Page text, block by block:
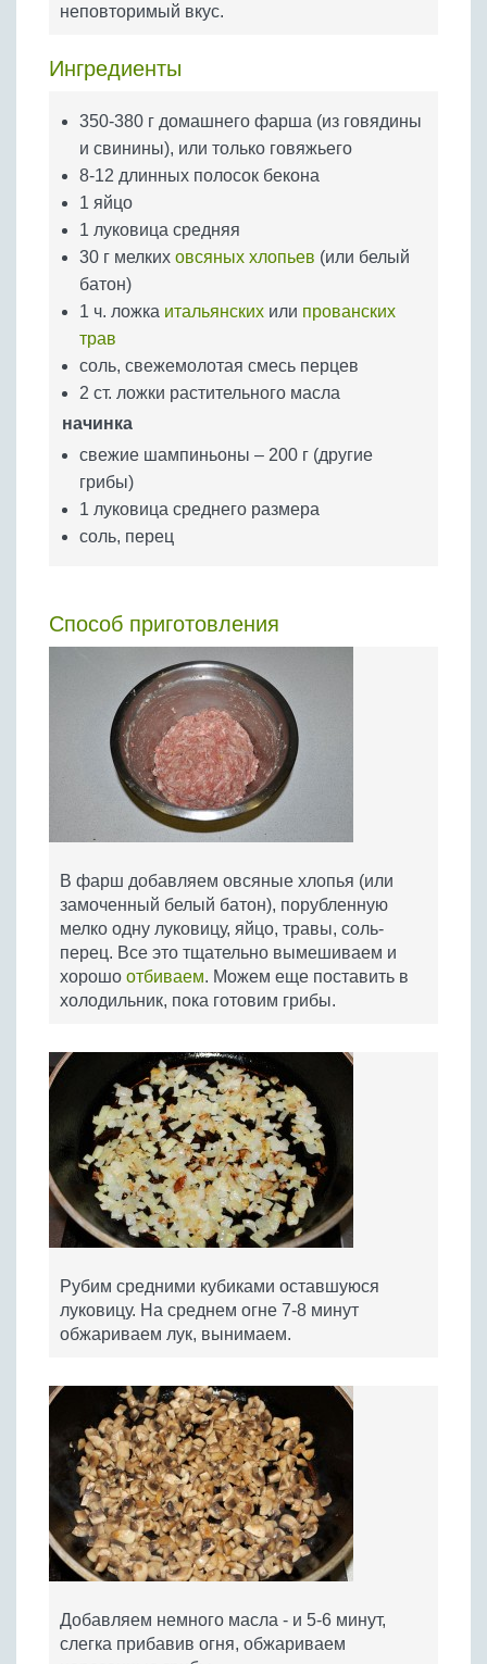
Бобовые
Крупы
неповторимый вкус.
Ингредиенты
350-380 г домашнего фарша (из говядины
и свинины), или только говяжьего
8-12 длинных полосок бекона
1 яйцо
1 луковица средняя
30 г мелких овсяных хлопьев (или белый
батон)
1 ч. ложка итальянских или прованских
трав
соль, свежемолотая смесь перцев
2 ст. ложки растительного масла
начинка
свежие шампиньоны – 200 г (другие
грибы)
1 луковица среднего размера
соль, перец
Способ приготовления
В фарш добавляем овсяные хлопья (или
замоченный белый батон), порубленную
мелко одну луковицу, яйцо, травы, соль-
перец. Все это тщательно вымешиваем и
хорошо отбиваем. Можем еще поставить в
холодильник, пока готовим грибы.
Рубим средними кубиками оставшуюся
луковицу. На среднем огне 7-8 минут
обжариваем лук, вынимаем.
Добавляем немного масла - и 5-6 минут,
слегка прибавив огня, обжариваем